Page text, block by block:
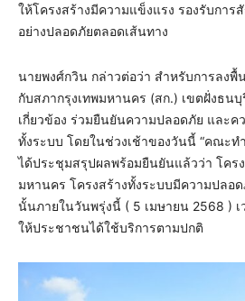
ให้โครงสร้างมีความแข็งแรง รองรับกา
อย่างปลอดภัยตลอดเส้นทาง
นายพงศ์กวิน กล่าวต่อว่า สำหรับการลง
กับสภากรุงเทพมหานคร (สก.) เขตฝั่งธน
เกี่ยวข้อง ร่วมยืนยันความปลอดภัย และค
ทั้งระบบ โดยในช่วงเช้าของวันนี้ “คณะท
ได้ประชุมสรุปผลพร้อมยืนยันแล้วว่า โคร
มหานคร โครงสร้างทั้งระบบมีความปลอ
นั้นภายในวันพรุ่งนี้ ( 5 เมษายน 2568 ) เ
ให้ประชาชนได้ใช้บริการตามปกติ